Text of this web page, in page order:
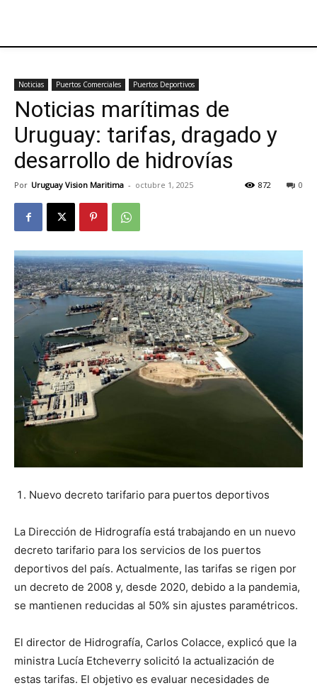
Noticias Puertos Comerciales Puertos Deportivos
Noticias marítimas de
Uruguay: tarifas, dragado y
desarrollo de hidrovías
Por Uruguay Vision Maritima - octubre 1, 2025 0
872
Nuevo decreto tarifario para puertos deportivos
La Dirección de Hidrografía está trabajando en un nuevo
decreto tarifario para los servicios de los puertos
deportivos del país. Actualmente, las tarifas se rigen por
un decreto de 2008 y, desde 2020, debido a la pandemia,
se mantienen reducidas al 50% sin ajustes paramétricos.
El director de Hidrografía, Carlos Colacce, explicó que la
ministra Lucía Etcheverry solicitó la actualización de
estas tarifas. El objetivo es evaluar necesidades de